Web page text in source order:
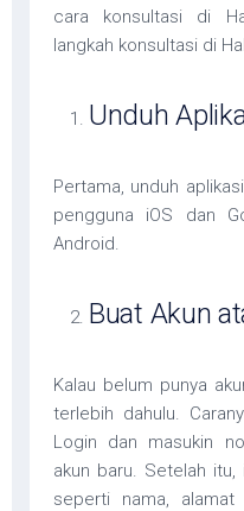
cara konsultasi di
langkah konsultasi di
Unduh
Pertama, unduh
pengguna iOS dan
Android.
Buat Akun
Kalau belum punya
terlebih dahulu.
Login dan masukin
akun baru. Setelah
seperti nama,